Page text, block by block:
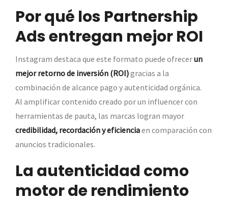
Por qué los Partnership
Ads entregan mejor ROI
Instagram destaca que este formato puede ofrecerun
mejor retorno de inversión (ROI)gracias a la
combinación de alcance pago y autenticidad orgánica.
Al amplificar contenido creado por un influencer con
herramientas de pauta, las marcas logran mayor
credibilidad, recordación y eficienciaen comparación con
anuncios tradicionales.
La autenticidad como
motor de rendimiento